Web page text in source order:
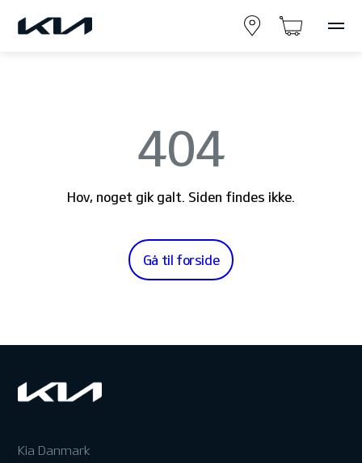
404
Hov, noget gik galt. Siden findes ikke.
Gå til forside
Kia Danmark